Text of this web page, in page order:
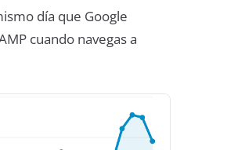
día que Google
cuando navegas a